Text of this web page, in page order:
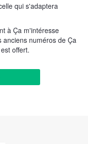
qui s'adaptera
à Ça m'intéresse
anciens numéros de Ça
offert.